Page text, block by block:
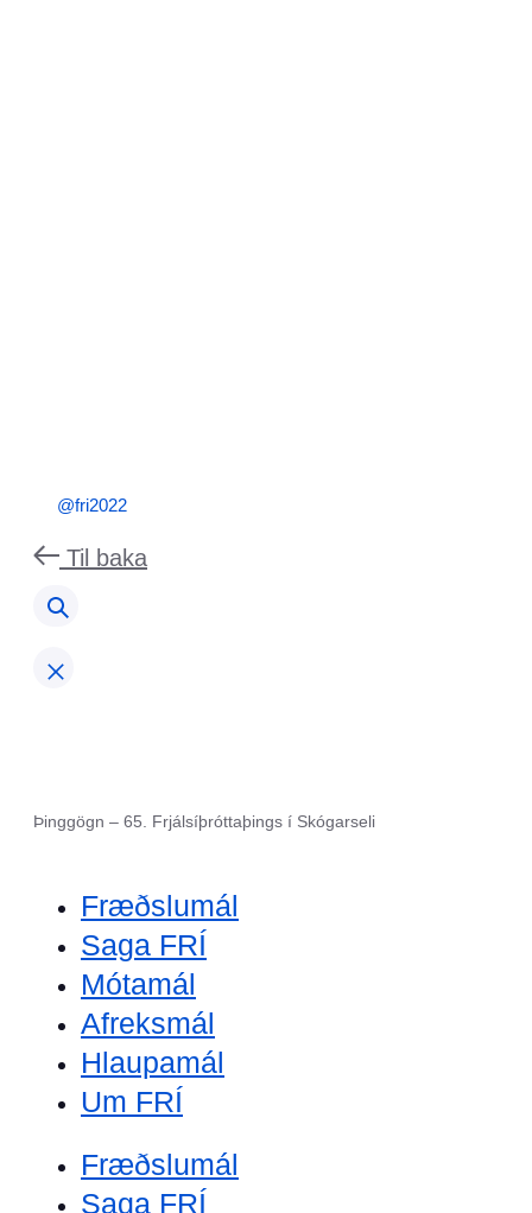
@fri2022
Til baka
Þinggögn – 65. Frjálsíþróttaþings í Skógarseli
Fræðslumál
Saga FRÍ
Mótamál
Afreksmál
Hlaupamál
Um FRÍ
Fræðslumál
Saga FRÍ